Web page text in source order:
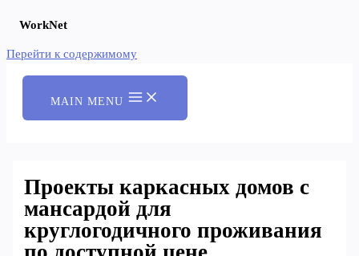
WorkNet
Перейти к содержимому
MAIN MENU
Проекты каркасных домов с
мансардой для
круглогодичного проживания